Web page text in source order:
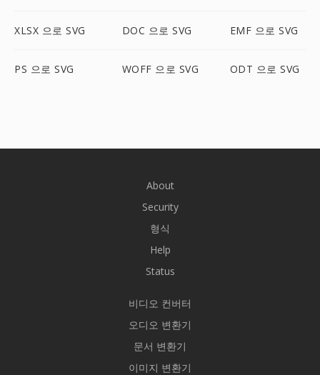
XLSX 으로 SVG DOC 으로 SVG EMF 으로 SVG
PS 으로 SVG WOFF 으로 SVG ODT 으로 SVG
About
Security
형식
Help
Status
비디오 컨버터
오디오 변환기
문서 변환기
이미지 변환기